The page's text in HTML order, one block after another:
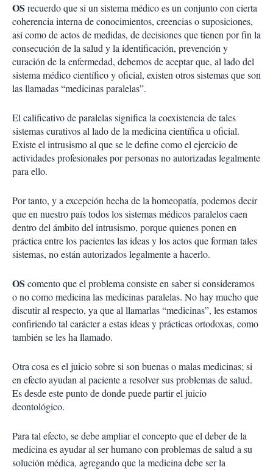
OS recuerdo que si un sistema médico es un conjunto con cierta
coherencia interna de conocimientos, creencias o suposiciones,
así como de actos de medidas, de decisiones que tienen por fin la
consecución de la salud y la identificación, prevención y
curación de la enfermedad, debemos de aceptar que, al lado del
sistema médico científico y oficial, existen otros sistemas que son
las llamadas “medicinas paralelas”.
El calificativo de paralelas significa la coexistencia de tales
sistemas curativos al lado de la medicina científica u oficial.
Existe el intrusismo al que se le define como el ejercicio de
actividades profesionales por personas no autorizadas legalmente
para ello.
Por tanto, y a excepción hecha de la homeopatía, podemos decir
que en nuestro país todos los sistemas médicos paralelos caen
dentro del ámbito del intrusismo, porque quienes ponen en
práctica entre los pacientes las ideas y los actos que forman tales
sistemas, no están autorizados legalmente a hacerlo.
OS comento que el problema consiste en saber si consideramos
o no como medicina las medicinas paralelas. No hay mucho que
discutir al respecto, ya que al llamarlas “medicinas”, les estamos
confiriendo tal carácter a estas ideas y prácticas ortodoxas, como
también se les ha llamado.
Otra cosa es el juicio sobre si son buenas o malas medicinas; si
en efecto ayudan al paciente a resolver sus problemas de salud.
Es desde este punto de donde puede partir el juicio
deontológico.
Para tal efecto, se debe ampliar el concepto que el deber de la
medicina es ayudar al ser humano con problemas de salud a su
solución médica, agregando que la medicina debe ser la